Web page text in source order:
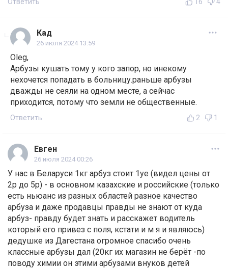
Ответить 16 4
Кад
26 июля 2024 13:59
Oleg,
Арбузы кушать тому у кого запор, но инекому
нехочется попадать в больницу.раньше арбузы
дважды не сеяли на одном месте, а сейчас
приходится, потому что земли не общественные.
Ответить 2 1
Евген
26 июля 2024 00:26
У нас в Беларуси 1кг арбуз стоит 1уе (видел цены от
2р до 5р) - в основном казахские и российские (только
есть ньюанс из разных областей разное качество
арбуза и даже продавцы правды не знают от куда
арбуз- правду будет знать и расскажет водитель
который его привез с поля, кстати и м я и являюсь)
дедушке из Дагестана огромное спасибо очень
классные арбузы дал (20кг их магазин не берёт -по
поводу химии он этими арбузами внуков детей